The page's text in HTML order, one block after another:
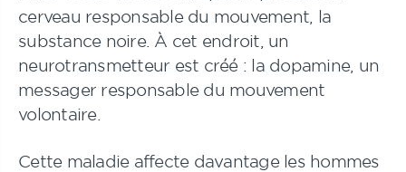
cerveau responsable du mouvement, la
substance noire. À cet endroit, un
neurotransmetteur est créé : la dopamine, un
messager responsable du mouvement
volontaire.
Cette maladie affecte davantage les hommes